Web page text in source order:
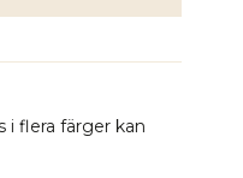
i flera färger kan